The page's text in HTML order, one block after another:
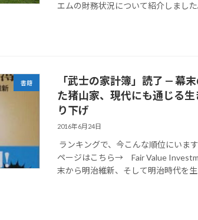
エムの財務状況について紹介しまし
書籍
「武士の家計簿」読了 — 幕
た猪山家、現代にも通じる
り下げ
2016年6月24日
ランキングで、今こんな順位にいま
ページはこちら→ Fair Value
末から明治維新、そして明治時代を